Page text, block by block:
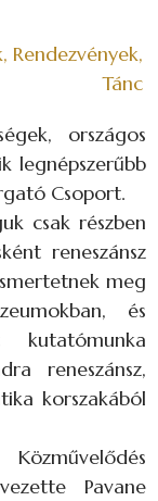
, Rendezvények,
Tánc
országos
legnépszerűbb
Csoport.
csak részben
reneszánsz
meg
és
kutatómunka
reneszánsz,
korszakából
Pavane